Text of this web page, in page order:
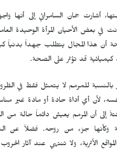
أشارت جمان السامرائي إلى أنها
في بعض الأحيان المرأة الوحيدة
أن هذا المجال يتطلب جهداً بدنياً
قد تؤثر على الصحة.
للمرمم لا يتمثل فقط في
نفسه، لأن أي أداة حادة أو مادة غير
إلى أن المرمم يعيش دائماً حالة من
وكأنها جزء من روحه. فضلاً عن
الأثرية، ولا تنتهي عند آثار